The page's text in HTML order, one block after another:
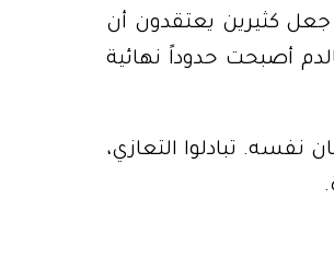
جعل كثيرين يعتقدون أن
أصبحت حدوداً نهائية
تبادلوا التعازي،